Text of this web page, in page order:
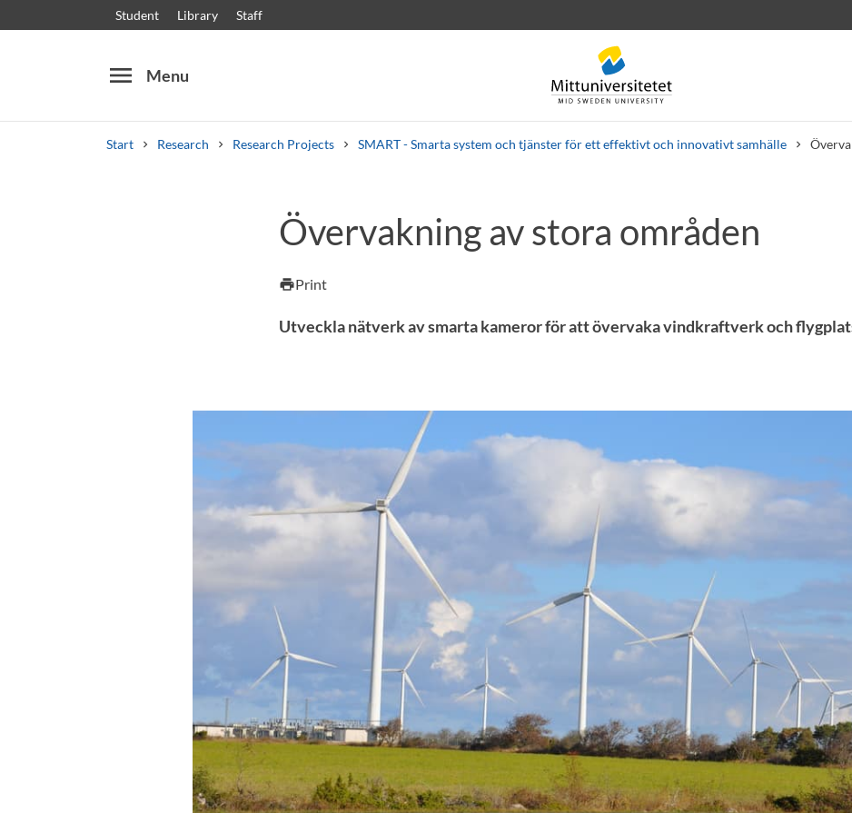
Student Library Staff
menu Menu
Start Research Research Projects SMART - Smarta system och tjänster för ett effektivt och innovativt samhälle
Other search services
Courses and programmesSyllabus Welcome lettersStaff Job vacancies
Övervakning av stora områden
printPrint
Utveckla nätverk av smarta kameror för att övervaka vindkraftverk och